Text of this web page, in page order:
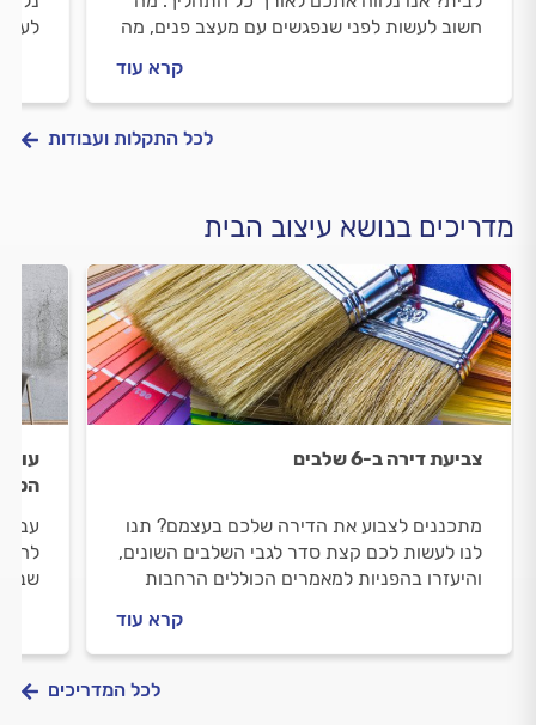
חשוב לעשות לפני שנפגשים עם מעצב פנים, מה
קרא עוד
לכל התקלות ועבודות
מדריכים בנושא עיצוב הבית
צביעת דירה ב-6 שלבים
מתכננים לצבוע את הדירה שלכם בעצמם? תנו
לנו לעשות לכם קצת סדר לגבי השלבים השונים,
והיעזרו בהפניות למאמרים הכוללים הרחבות
קרא עוד
שבו
לכל המדריכים